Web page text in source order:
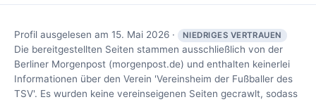
Profil ausgelesen am 15. Mai 2026 · NIEDRIGES VERTRAUEN
Die bereitgestellten Seiten stammen ausschließlich von der
Berliner Morgenpost (morgenpost.de) und enthalten keinerlei
Informationen über den Verein 'Vereinsheim der Fußballer des
TSV'. Es wurden keine vereinseigenen Seiten gecrawlt, sodass